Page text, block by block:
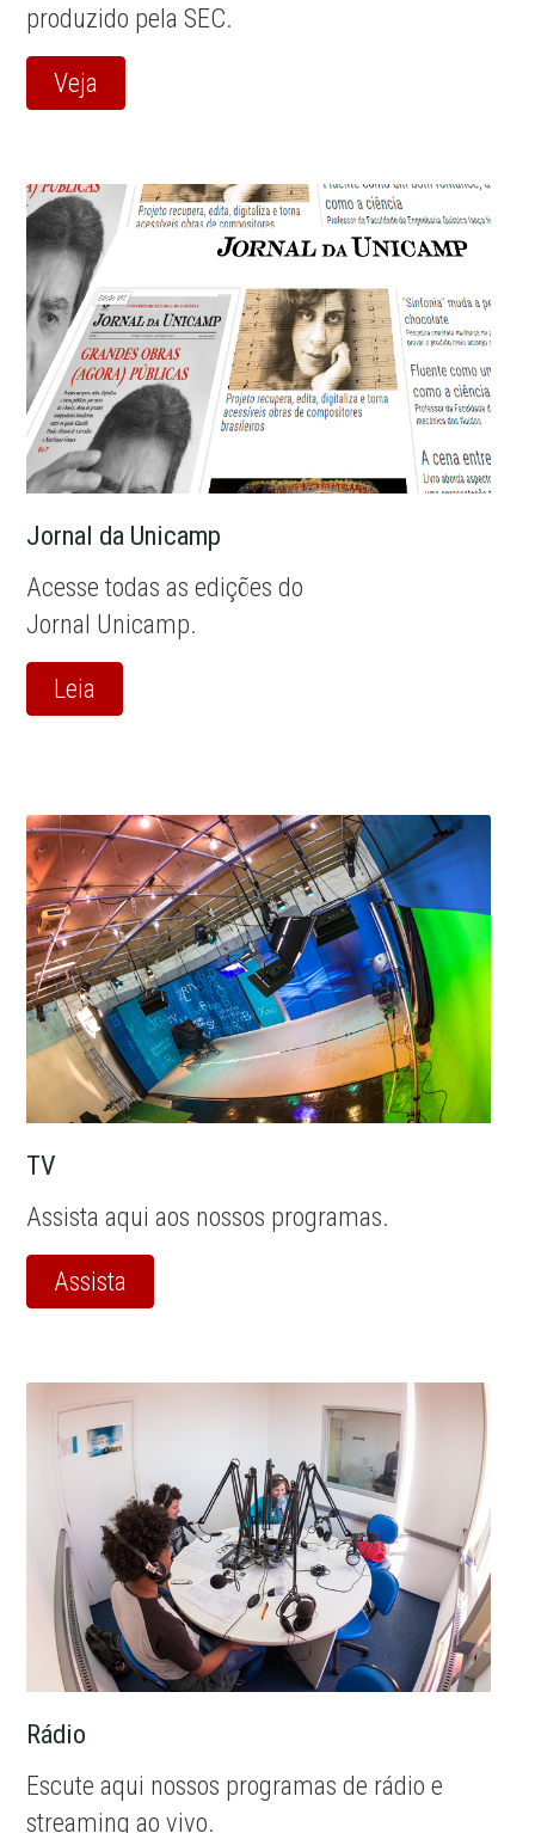
produzido pela SEC.
Veja
Jornal da Unicamp
Acesse todas as edições do
Jornal Unicamp.
Leia
TV
Assista aqui aos nossos programas.
Assista
Rádio
Escute aqui nossos programas de rádio e
streaming ao vivo.